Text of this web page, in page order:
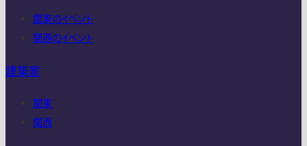
関東のイベント
関西のイベント
建築家
関東
関西